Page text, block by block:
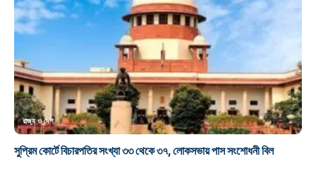
রাজ্য ও দেশ
সুপ্রিম কোর্টে বিচারপতির সংখ্যা ৩৩ থেকে ৩৭, লোকসভায় পাস সংশোধনী বিল